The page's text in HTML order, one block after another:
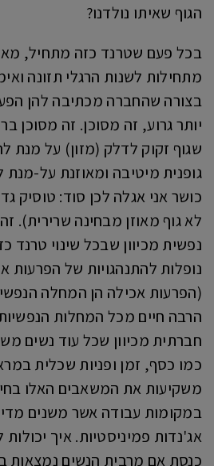
הגוף שאיתו נולדנו?
בכל פעם שטרנד כזה מתחיל,
מתחילות לשנות הרגלי תזונה
בצורה שהחברה מכתיבה להן
יותר גרוע, זה מסוכן. זה מסוכן
שגוף זקוק לדלק (מזון) על מנת
גופנית מיטיבה ומאוזנת על-
כושר אני אגלה לכן סוד: טוסיק
לא גוף מאוזן מבחינה שרירית).
נפשית מכיוון שבכל שינוי טרנד
נופלות להתנהגויות של הפרעות
(הפרעות אכילה הן המחלה
הרבה חיים מכל המחלות
חברתית מכיוון שכל עוד נשים
כמו כסף, זמן ופניות שכלית
משקיעות את המשאבים האלו
במקומות עבודה אשר משנים
כנסת אם מרבית הנשים נמצאות